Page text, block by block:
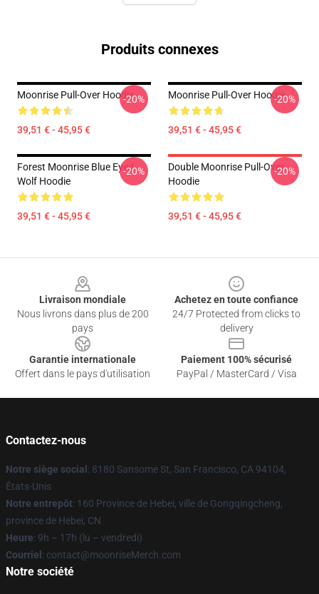
Produits connexes
Moonrise Pull-Over Hoodie
39,51 € - 45,95 €
-20% Moonrise Pull-Over Hoodie
39,51 € - 45,95 €
-20%
Forest Moonrise Blue Eyed
Wolf Hoodie
39,51 € - 45,95 €
-20%
Double Moonrise Pull-Over
Hoodie
39,51 € - 45,95 €
-20%
Livraison mondiale
Nous livrons dans plus de 200
pays
Achetez en toute confiance
24/7 Protected from clicks to
delivery
Garantie internationale
Offert dans le pays d'utilisation
Paiement 100% sécurisé
PayPal / MasterCard / Visa
Contactez-nous
Notre siège social : 8180 Sansome St, San Francisco, CA 94104,
États-Unis
Notre entrepôt: 160 Province de Hebei, ville de Gongqingcheng,
province de Hebei, CN
Heure: 9h – 17h (lu – vendredi)
Courriel : contact@moonriseMerch.com
Notre société